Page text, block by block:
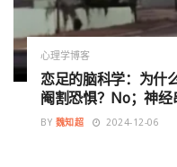
心理学博客
恋足的脑科学：为什
阉割恐惧？No；神经
BY 魏知超 2024-12-06